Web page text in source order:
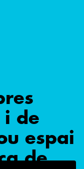
i de
espai
de